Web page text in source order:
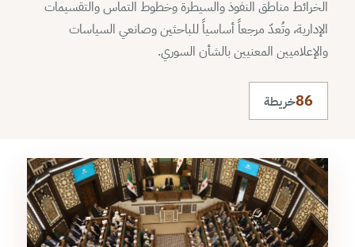
الخرائط مناطق النفوذ والسيطرة وخطوط التماس والتقسيمات
الإدارية، وتُعدّ مرجعاً أساسياً للباحثين وصانعي السياسات
والإعلاميين المعنيين بالشأن السوري.
86خريطة